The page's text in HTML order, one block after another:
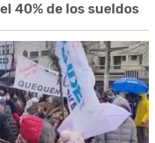
40% de los sueldos